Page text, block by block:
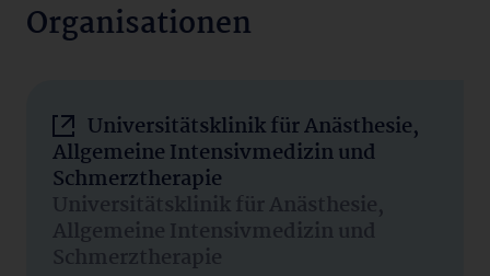
Organisationen
Universitätsklinik für Anästhesie,
Allgemeine Intensivmedizin und
Schmerztherapie
Universitätsklinik für Anästhesie,
Allgemeine Intensivmedizin und
Schmerztherapie